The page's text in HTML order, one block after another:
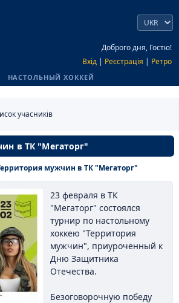
Доброго дня, Гостю!
Вхід | Реєстрація | Ретро
НАСТОЛЬНЫЙ ХОККЕЙ
учасників
в ТК "Мегаторг"
мужчин в ТК "Мегаторг"
23 февраля в ТК
"Мегаторг" состоялся
турнир по настольному
хоккею "Территория
мужчин", приуроченный к
Дню Защитника
Отечества.
Безоговорочную победу